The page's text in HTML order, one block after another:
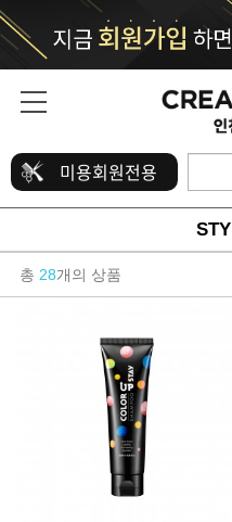
미용회원전용
총 28개의 상품